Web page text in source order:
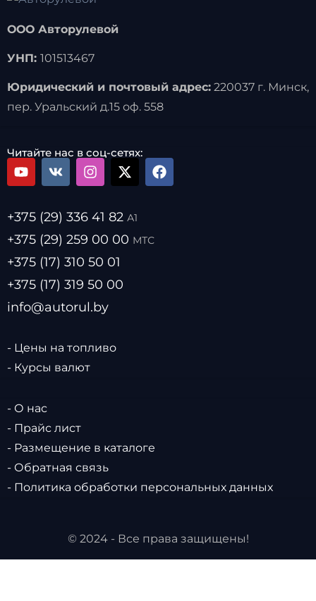
ООО Авторулевой
УНП: 101513467
Юридический и почтовый адрес:220037 г. Минск,
пер. Уральский д.15 оф. 558
Читайте нас в соц-сетях:
+375 (29) 336 41 82 А1
+375 (29) 259 00 00 МТС
+375 (17) 310 50 01
+375 (17) 319 50 00
info@autorul.by
- Цены на топливо
- Курсы валют
- О нас
- Прайс лист
- Размещение в каталоге
- Обратная связь
- Политика обработки персональных данных
© 2024 - Все права защищены!